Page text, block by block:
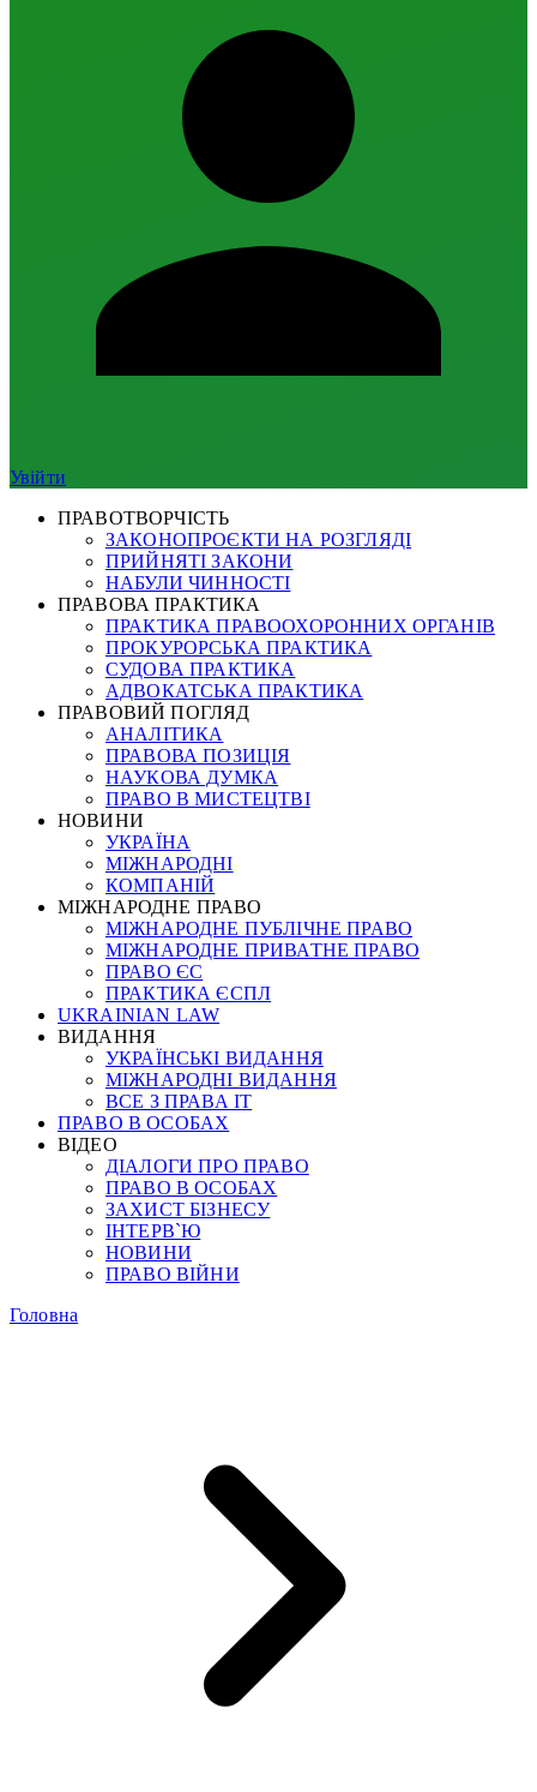
Увійти
ПРАВОТВОРЧІСТЬ
ЗАКОНОПРОЄКТИ НА РОЗГЛЯДІ
ПРИЙНЯТІ ЗАКОНИ
НАБУЛИ ЧИННОСТІ
ПРАВОВА ПРАКТИКА
ПРАКТИКА ПРАВООХОРОННИХ ОРГАНІВ
ПРОКУРОРСЬКА ПРАКТИКА
СУДОВА ПРАКТИКА
АДВОКАТСЬКА ПРАКТИКА
ПРАВОВИЙ ПОГЛЯД
АНАЛІТИКА
ПРАВОВА ПОЗИЦІЯ
НАУКОВА ДУМКА
ПРАВО В МИСТЕЦТВІ
НОВИНИ
УКРАЇНА
МІЖНАРОДНІ
КОМПАНІЙ
МІЖНАРОДНЕ ПРАВО
МІЖНАРОДНЕ ПУБЛІЧНЕ ПРАВО
МІЖНАРОДНЕ ПРИВАТНЕ ПРАВО
ПРАВО ЄС
ПРАКТИКА ЄСПЛ
UKRAINIAN LAW
ВИДАННЯ
УКРАЇНСЬКІ ВИДАННЯ
МІЖНАРОДНІ ВИДАННЯ
ВСЕ З ПРАВА ІТ
ПРАВО В ОСОБАХ
ВІДЕО
ДІАЛОГИ ПРО ПРАВО
ПРАВО В ОСОБАХ
ЗАХИСТ БІЗНЕСУ
ІНТЕРВ`Ю
НОВИНИ
ПРАВО ВІЙНИ
Головна